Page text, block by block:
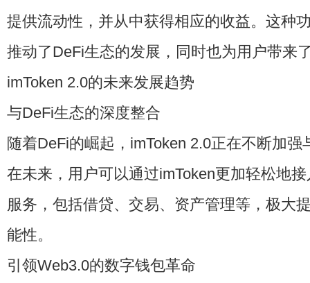
提供流动性，并从中获得相应的收益。这种
推动了DeFi生态的发展，同时也为用户带来
imToken 2.0的未来发展趋势
与DeFi生态的深度整合
随着DeFi的崛起，imToken 2.0正在不断加强
在未来，用户可以通过imToken更加轻松地
服务，包括借贷、交易、资产管理等，极大
能性。
引领Web3.0的数字钱包革命